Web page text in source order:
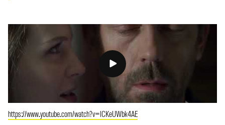
https://www.youtube.com/watch?v=lCKeUWbk4AE